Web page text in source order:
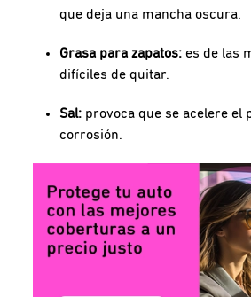
que deja una mancha oscura.
Grasa para zapatos:es de las
difíciles de quitar.
Sal: provoca que se acelere el
corrosión.